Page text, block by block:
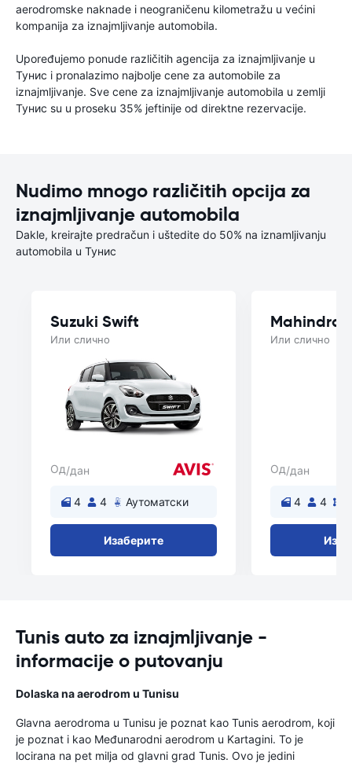
aerodromske naknade i neograničenu kilometražu u većini
kompanija za iznajmljivanje automobila.
Upoređujemo ponude različitih agencija za iznajmljivanje u
Тунис i pronalazimo najbolje cene za automobile za
iznajmljivanje. Sve cene za iznajmljivanje automobila u zemlji
Тунис su u proseku 35% jeftinije od direktne rezervacije.
Nudimo mnogo različitih opcija za
iznajmljivanje automobila
Dakle, kreirajte predračun i uštedite do 50% na iznamljivanju
automobila u Тунис
Suzuki Swift
Или слично
Од/дан
4 4 Аутоматски
Изаберите
Mahindra
Или слично
Од/дан
4 4
Tunis auto za iznajmljivanje -
informacije o putovanju
Dolaska na aerodrom u Tunisu
Glavna aerodroma u Tunisu je poznat kao Tunis aerodrom, koji
je poznat i kao Međunarodni aerodrom u Kartagini. To je
locirana na pet milja od glavni grad Tunis. Ovo je jedini